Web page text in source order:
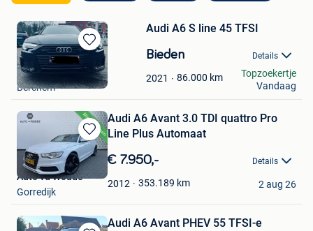
Bewaren
in
Favorieten
Audi A6 S line 45 TFSI
Bieden Details
2021 86.000 km
Saher Kowatli
Berchem
Topzoekertje
Vandaag
Bewaren
in
Mijn
Favorieten
Audi A6 Avant 3.0 TDI quattro Pro
Line Plus Automaat
€ 7.950,- Details
2012 353.189 km
Auto vd Woude
Gorredijk
2 aug 26
Audi A6 Avant PHEV 55 TFSI-e